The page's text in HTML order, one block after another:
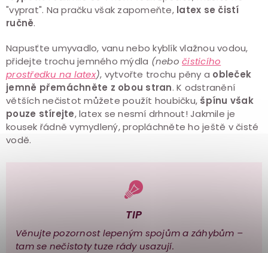
"vyprat". Na pračku však zapomeňte, latex se čistí
ručně.
Napusťte umyvadlo, vanu nebo kyblík vlažnou vodou,
přidejte trochu jemného mýdla (nebo čisticího
prostředku na latex), vytvořte trochu pěny a obleček
jemně přemáchněte z obou stran. K odstranění
větších nečistot můžete použít houbičku, špínu však
pouze stírejte, latex se nesmí drhnout! Jakmile je
kousek řádně vymydlený, propláchněte ho ještě v čisté
vodě.
TIP
Věnujte pozornost lepeným spojům a záhybům –
tam se nečistoty tuze rády usazují.